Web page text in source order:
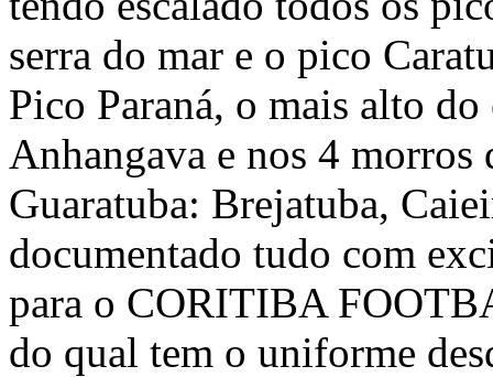
serra do mar e o pico
Pico Paraná, o mais alto
Anhangava e nos 4 morros
Guaratuba: Brejatuba,
documentado tudo com
para o CORITIBA
do qual tem o uniforme